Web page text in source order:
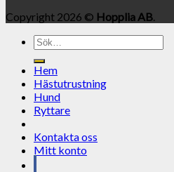
Copyright 2026 © Hopplia AB.
Sök
efter:
Hem
Hästutrustning
Hund
Ryttare
Kontakta oss
Mitt konto